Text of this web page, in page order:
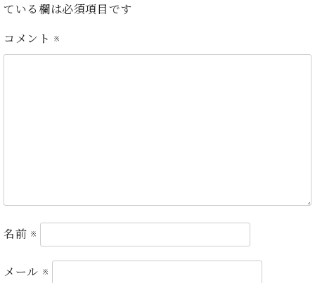
ホ
ナ
内
お
：
子
技
ている欄は必須項目です
コメント ※
名前 ※
メール ※